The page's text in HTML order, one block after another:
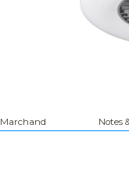
Marchand Notes